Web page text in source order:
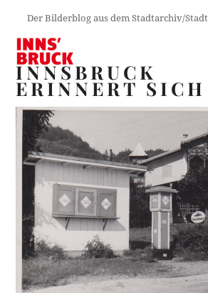
Der Bilderblog aus dem Stadtarchiv/
INNSBRUCK
ERINNERT SICH